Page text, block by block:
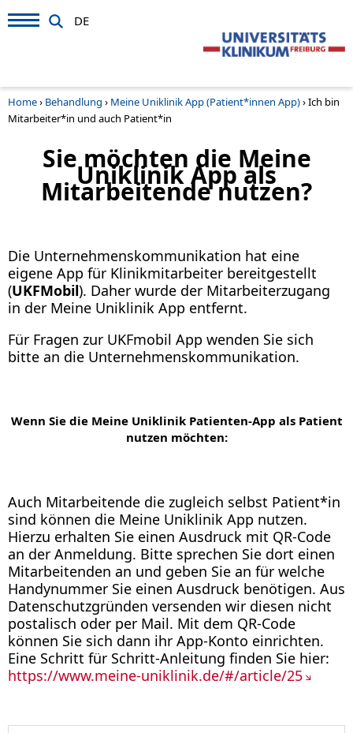
DE
Home› Behandlung › Meine Uniklinik App (Patient*innen App)›Ich bin
Mitarbeiter*in und auch Patient*in
Sie möchten die Meine
Uniklinik App als
Mitarbeitende nutzen?
Die Unternehmenskommunikation hat eine
eigene App für Klinikmitarbeiter bereitgestellt
(UKFMobil). Daher wurde der Mitarbeiterzugang
in der Meine Uniklinik App entfernt.
Für Fragen zur UKFmobil App wenden Sie sich
bitte an die Unternehmenskommunikation.
Wenn Sie die Meine Uniklinik Patienten-App als Patient
nutzen möchten:
Auch Mitarbeitende die zugleich selbst Patient*in
sind können die Meine Uniklinik App nutzen.
Hierzu erhalten Sie einen Ausdruck mit QR-Code
an der Anmeldung. Bitte sprechen Sie dort einen
Mitarbeitenden an und geben Sie an für welche
Handynummer Sie einen Ausdruck benötigen. Aus
Datenschutzgründen versenden wir diesen nicht
postalisch oder per Mail. Mit dem QR-Code
können Sie sich dann ihr App-Konto einrichten.
Eine Schritt für Schritt-Anleitung finden Sie hier:
https://www.meine-uniklinik.de/#/article/25